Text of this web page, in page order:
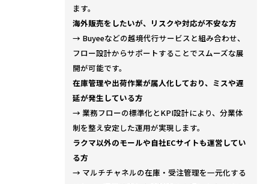
ます。
海外販売をしたいが、リスクや対応が不安な方
→ Buyeeなどの越境代行サービスと組み合わせ、
フロー設計からサポートすることでスムーズな展
開が可能です。
在庫管理や出荷作業が属人化しており、ミスや遅
延が発生している方
→ 業務フローの標準化とKPI設計により、分業体
制を整え安定した運用が実現します。
ラクマ以外のモールや自社ECサイトも運営してい
る方
→ マルチチャネルの在庫・受注管理を一元化する